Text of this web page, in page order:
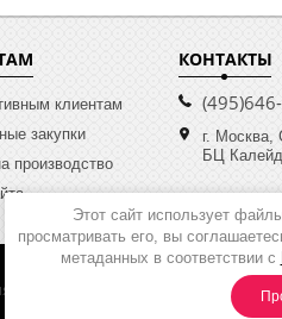
Этот сайт использует
просматривать его, вы
метаданных в соответствии с
клиентам
закупки
производство
КОНТАКТЫ
г. Москва,
БЦ
Эвора